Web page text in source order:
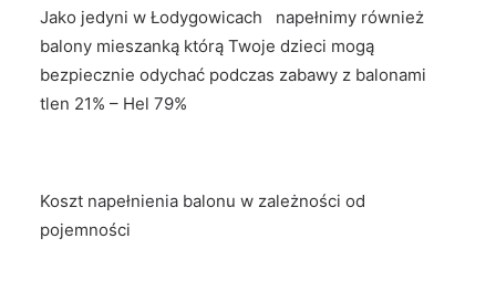
Jako jedyni w Łodygowicach napełnimy również
balony mieszanką którą Twoje dzieci mogą
bezpiecznie odychać podczas zabawy z balonami
tlen 21% – Hel 79%
Koszt napełnienia balonu w zależności od
pojemności